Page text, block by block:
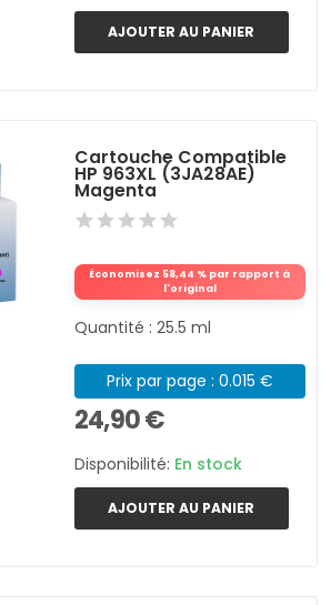
AJOUTER AU PANIER
Cartouche Compatible
HP 963XL (3JA28AE)
Magenta
Économisez 58,44 % par rapport à
l'original
Quantité : 25.5 ml
Prix par page : 0.015 €
24,90 €
Disponibilité: En stock
AJOUTER AU PANIER